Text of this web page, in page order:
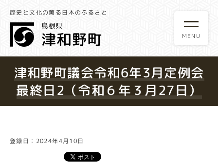
歴史と文化の薫る日本のふるさと
津和野町議会令和6年3月定例会
最終日2（令和６年３月27日）
登録日：2024年4月10日